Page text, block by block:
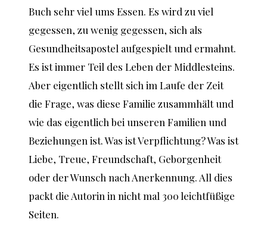
Buch sehr viel ums Essen. Es wird zu viel
gegessen, zu wenig gegessen, sich als
Gesundheitsapostel aufgespielt und ermahnt.
Es ist immer Teil des Leben der Middlesteins.
Aber eigentlich stellt sich im Laufe der Zeit
die Frage, was diese Familie zusammhält und
wie das eigentlich bei unseren Familien und
Beziehungen ist. Was ist Verpflichtung? Was ist
Liebe, Treue, Freundschaft, Geborgenheit
oder der Wunsch nach Anerkennung. All dies
packt die Autorin in nicht mal 300 leichtfüßige
Seiten.